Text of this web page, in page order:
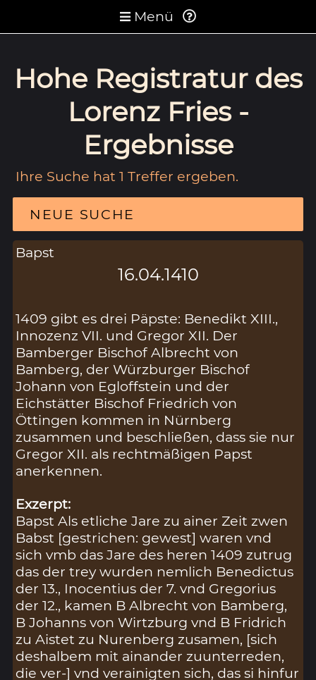
Menü
Hohe Registratur des
Lorenz Fries -
Ergebnisse
Ihre Suche hat 1 Treffer ergeben.
NEUE SUCHE
Bapst
16.04.1410
1409 gibt es drei Päpste: Benedikt XIII.,
Innozenz VII. und Gregor XII. Der
Bamberger Bischof Albrecht von
Bamberg, der Würzburger Bischof
Johann von Egloffstein und der
Eichstätter Bischof Friedrich von
Öttingen kommen in Nürnberg
zusammen und beschließen, dass sie nur
Gregor XII. als rechtmäßigen Papst
anerkennen.
Exzerpt:
Bapst Als etliche Jare zu ainer Zeit zwen
Babst [gestrichen: gewest] waren vnd
sich vmb das Jare des heren 1409 zutrug
das der trey wurden nemlich Benedictus
der 13., Inocentius der 7. vnd Gregorius
der 12., kamen B Albrecht von Bamberg,
B Johanns von Wirtzburg vnd B Fridrich
zu Aistet zu Nurenberg zusamen, [sich
deshalbem mit ainander zuunterreden,
die ver-] vnd verainigten sich, das si hinfur